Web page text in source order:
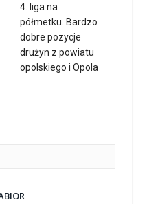
4. liga na
półmetku. Bardzo
dobre pozycje
drużyn z powiatu
opolskiego i Opola